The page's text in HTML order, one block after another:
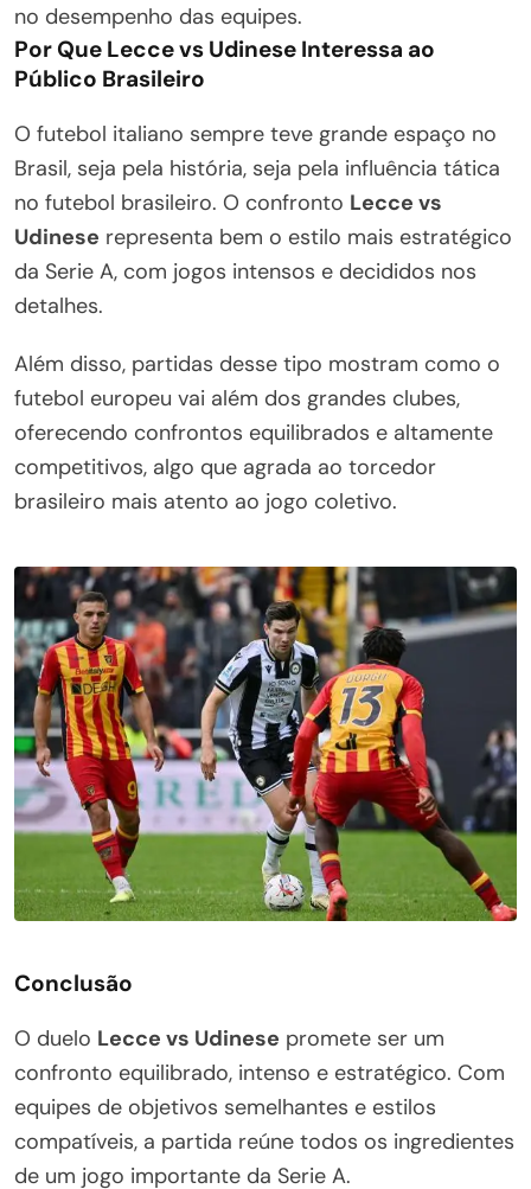
no desempenho das equipes.
Por Que Lecce vs Udinese Interessa ao
Público Brasileiro
O futebol italiano sempre teve grande espaço no
Brasil, seja pela história, seja pela influência tática
no futebol brasileiro. O confronto Lecce vs
Udinese representa bem o estilo mais estratégico
da Serie A, com jogos intensos e decididos nos
detalhes.
Além disso, partidas desse tipo mostram como o
futebol europeu vai além dos grandes clubes,
oferecendo confrontos equilibrados e altamente
competitivos, algo que agrada ao torcedor
brasileiro mais atento ao jogo coletivo.
Conclusão
O duelo Lecce vs Udinese promete ser um
confronto equilibrado, intenso e estratégico. Com
equipes de objetivos semelhantes e estilos
compatíveis, a partida reúne todos os ingredientes
de um jogo importante da Serie A.